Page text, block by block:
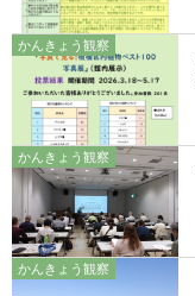
かんきょう観察
かんきょう観察
かんきょう観察